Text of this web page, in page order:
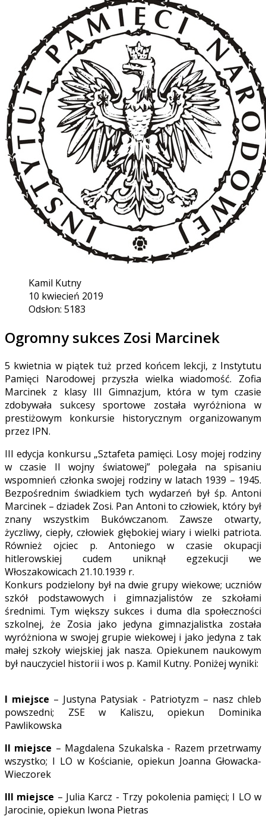
Kamil Kutny
10 kwiecień 2019
Odsłon: 5183
Ogromny sukces Zosi Marcinek
5 kwietnia w piątek tuż przed końcem lekcji, z Instytutu
Pamięci Narodowej przyszła wielka wiadomość. Zofia
Marcinek z klasy III Gimnazjum, która w tym czasie
zdobywała sukcesy sportowe została wyróżniona w
prestiżowym konkursie historycznym organizowanym
przez IPN.
III edycja konkursu „Sztafeta pamięci. Losy mojej rodziny
w czasie II wojny światowej” polegała na spisaniu
wspomnień członka swojej rodziny w latach 1939 – 1945.
Bezpośrednim świadkiem tych wydarzeń był śp. Antoni
Marcinek – dziadek Zosi. Pan Antoni to człowiek, który był
znany wszystkim Bukówczanom. Zawsze otwarty,
życzliwy, ciepły, człowiek głębokiej wiary i wielki patriota.
Również ojciec p. Antoniego w czasie okupacji
hitlerowskiej cudem uniknął egzekucji we
Włoszakowicach 21.10.1939 r.
Konkurs podzielony był na dwie grupy wiekowe; uczniów
szkół podstawowych i gimnazjalistów ze szkołami
średnimi. Tym większy sukces i duma dla społeczności
szkolnej, że Zosia jako jedyna gimnazjalistka została
wyróżniona w swojej grupie wiekowej i jako jedyna z tak
małej szkoły wiejskiej jak nasza. Opiekunem naukowym
był nauczyciel historii i wos p. Kamil Kutny. Poniżej wyniki:
I miejsce – Justyna Patysiak - Patriotyzm – nasz chleb
powszedni; ZSE w Kaliszu, opiekun Dominika
Pawlikowska
II miejsce – Magdalena Szukalska - Razem przetrwamy
wszystko; I LO w Kościanie, opiekun Joanna Głowacka-
Wieczorek
III miejsce – Julia Karcz - Trzy pokolenia pamięci; I LO w
Jarocinie, opiekun Iwona Pietras